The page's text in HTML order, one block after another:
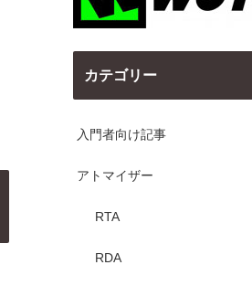
カテゴリー
入門者向け記事
アトマイザー
RTA
RDA